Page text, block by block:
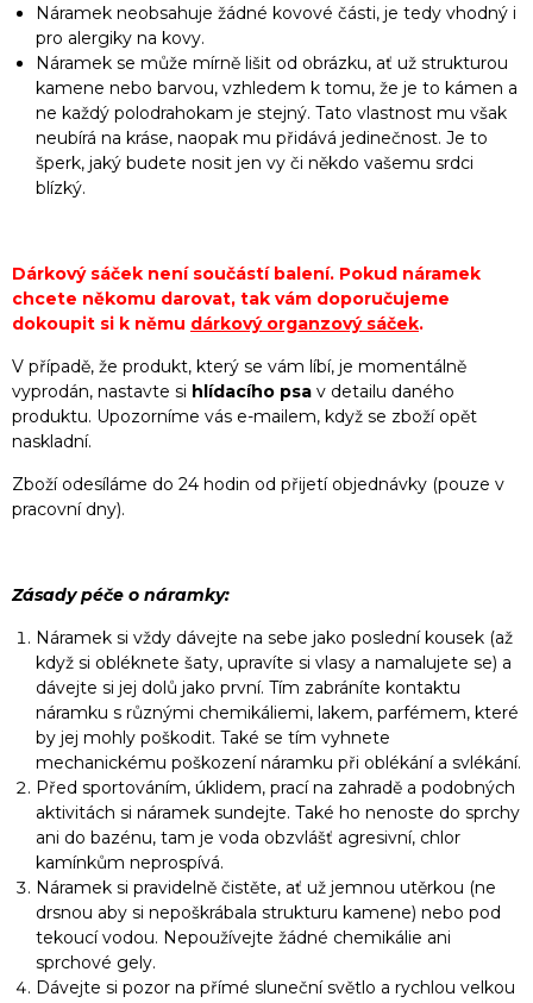
Náramek neobsahuje žádné kovové části, je tedy vhodný i
pro alergiky na kovy.
Náramek se může mírně lišit od obrázku, ať už strukturou
kamene nebo barvou, vzhledem k tomu, že je to kámen a
ne každý polodrahokam je stejný. Tato vlastnost mu však
neubírá na kráse, naopak mu přidává jedinečnost. Je to
šperk, jaký budete nosit jen vy či někdo vašemu srdci
blízký.
Dárkový sáček není součástí balení. Pokud náramek
chcete někomu darovat, tak vám doporučujeme
dokoupit si k němu dárkový organzový sáček.
V případě, že produkt, který se vám líbí, je momentálně
vyprodán, nastavte si hlídacího psa v detailu daného
produktu. Upozorníme vás e-mailem, když se zboží opět
naskladní.
Zboží odesíláme do 24 hodin od přijetí objednávky (pouze v
pracovní dny).
Zásady péče o náramky:
Náramek si vždy dávejte na sebe jako poslední kousek (až
když si obléknete šaty, upravíte si vlasy a namalujete se) a
dávejte si jej dolů jako první. Tím zabráníte kontaktu
náramku s různými chemikáliemi, lakem, parfémem, které
by jej mohly poškodit. Také se tím vyhnete
mechanickému poškození náramku při oblékání a svlékání.
Před sportováním, úklidem, prací na zahradě a podobných
aktivitách si náramek sundejte. Také ho nenoste do sprchy
ani do bazénu, tam je voda obzvlášť agresivní, chlor
kamínkům neprospívá.
Náramek si pravidelně čistěte, ať už jemnou utěrkou (ne
drsnou aby si nepoškrábala strukturu kamene) nebo pod
tekoucí vodou. Nepoužívejte žádné chemikálie ani
sprchové gely.
Dávejte si pozor na přímé sluneční světlo a rychlou velkou